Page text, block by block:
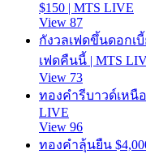
$150 | MTS LIVE
View 87
กังวลเฟดขึ้นดอกเ
เฟดคืนนี้ | MTS
View 73
ทองคำรีบาวด์เหนือ
LIVE
View 96
ทองคำลุ้นยืน